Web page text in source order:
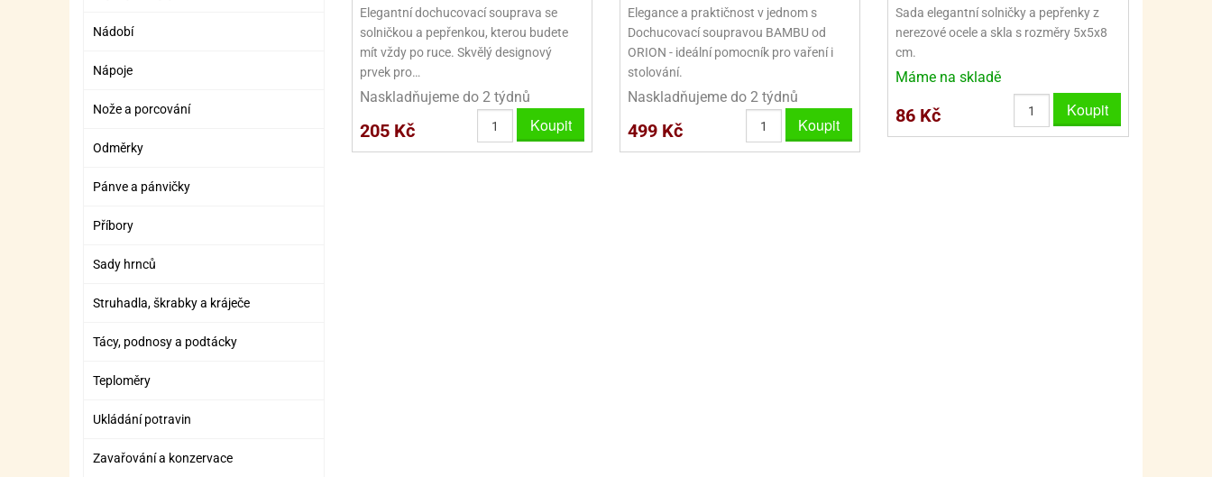
SUROVINY NA DONUTY
ŠLEHAČKY A SMETANY
ZMRZLINY
OSTATNÍ CUKRÁŘSKÉ SUROVINY
POLEVA V PECKÁCH
DRIP POLEVY
GRILÁŠ (GRILIÁŽ)
SUROVINY NA DONUTY
ŠLEHAČKY A SMETANYZTUŽOVAČE ŠLEHAČKY
ŽIVOČIŠNÉ ŠLEHAČKY
ZMRZLINY
OSTATNÍ CUKRÁŘSKÉ SUROVINY
JEDLÉ CHLADÍCÍ SPREJE
VYKRAJOVÁTKA - VÁNOCE
VYKRAJOVÁTKA - VELIKONOCE
VYKRAJOVÁTKA - ZVÍŘATA
VYKRAJOVÁTKA - ROSTLINY
VYKRAJOVÁTKA - DOPRAVA
SKLENĚNÉ DÓZY A LAHVE
VAKUOVÉ UCHOVÁNÍ POTRAVIN
PLECHOVÉ KRABIČKY
PRO FANOUŠKY ŠMOULŮ - THE SMURFS
PRO FANOUŠKY TLAPKOVÉ PATROLY - PAW
PRO FANOUŠKY TROLLS - TROLOVÉ
Nádobí
Nápoje
Nože a porcování
Odměrky
Pánve a pánvičky
Příbory
Sady hrnců
Struhadla, škrabky a kráječe
Tácy, podnosy a podtácky
Teploměry
Ukládání potravin
Zavařování a konzervace
Elegantní dochucovací souprava se
solničkou a pepřenkou, kterou budete
mít vždy po ruce. Skvělý designový
prvek pro…
Naskladňujeme do 2 týdnů
205 Kč Koupit
Elegance a praktičnost v jednom s
Dochucovací soupravou BAMBU od
ORION - ideální pomocník pro vaření i
stolování.
Naskladňujeme do 2 týdnů
499 Kč Koupit
Sada elegantní solničky a pepřenky z
nerezové ocele a skla s rozměry 5x5x8
cm.
Máme na skladě
86 Kč Koupit